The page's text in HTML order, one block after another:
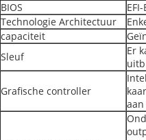
BIOS
Technologie Architectuur
capaciteit
Sleuf
Er
Grafische controller
aan